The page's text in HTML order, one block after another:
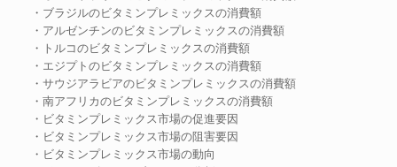
・ブラジルのビタミンプレミックスの消費額
・アルゼンチンのビタミンプレミックスの消費額
・トルコのビタミンプレミックスの消費額
・エジプトのビタミンプレミックスの消費額
・サウジアラビアのビタミンプレミックスの消費額
・南アフリカのビタミンプレミックスの消費額
・ビタミンプレミックス市場の促進要因
・ビタミンプレミックス市場の阻害要因
・ビタミンプレミックス市場の動向